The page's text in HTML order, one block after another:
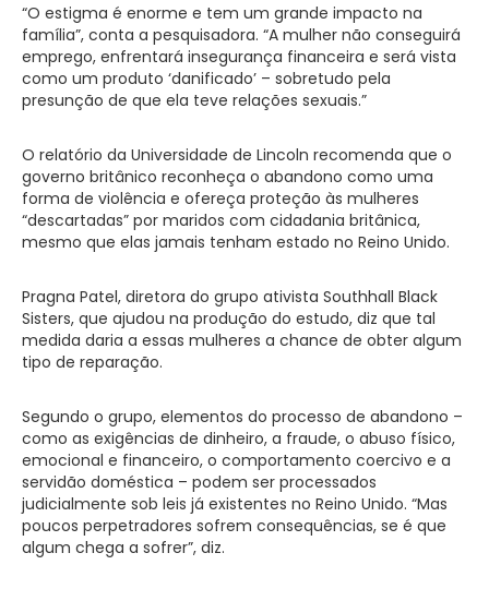
“O estigma é enorme e tem um grande impacto na
família”, conta a pesquisadora. “A mulher não conseguirá
emprego, enfrentará insegurança financeira e será vista
como um produto ‘danificado’ – sobretudo pela
presunção de que ela teve relações sexuais.”
O relatório da Universidade de Lincoln recomenda que o
governo britânico reconheça o abandono como uma
forma de violência e ofereça proteção às mulheres
“descartadas” por maridos com cidadania britânica,
mesmo que elas jamais tenham estado no Reino Unido.
Pragna Patel, diretora do grupo ativista Southhall Black
Sisters, que ajudou na produção do estudo, diz que tal
medida daria a essas mulheres a chance de obter algum
tipo de reparação.
Segundo o grupo, elementos do processo de abandono –
como as exigências de dinheiro, a fraude, o abuso físico,
emocional e financeiro, o comportamento coercivo e a
servidão doméstica – podem ser processados
judicialmente sob leis já existentes no Reino Unido. “Mas
poucos perpetradores sofrem consequências, se é que
algum chega a sofrer”, diz.